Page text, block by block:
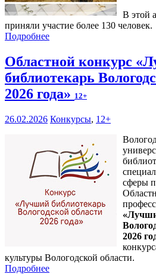
В этой
приняли участие более 130 человек.
Подробнее
Областной конкурс
библиотекарь
2026 года» 12+
26.02.2026 Конкурсы, 12+
сферы
2026
культуры Вологодской области.
Подробнее